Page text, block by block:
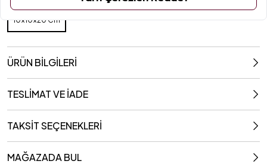
10x10x20 Cm
10x10x20 Cm
ÜRÜN BİLGİLERİ
TESLİMAT VE İADE
TAKSİT SEÇENEKLERİ
MAĞAZADA BUL